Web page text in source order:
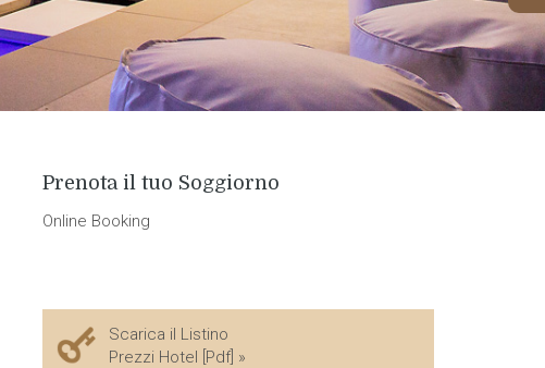
Prenota il tuo Soggiorno
Online Booking
Scarica il Listino
Prezzi Hotel [Pdf] »